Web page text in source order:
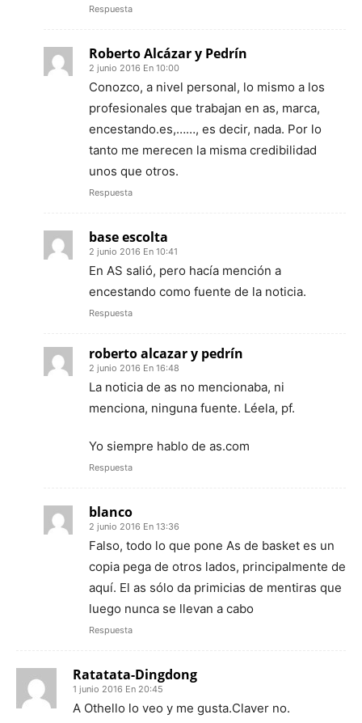
Respuesta
Roberto Alcázar y Pedrín
2 junio 2016 En 10:00
Conozco, a nivel personal, lo mismo a los
profesionales que trabajan en as, marca,
encestando.es,……, es decir, nada. Por lo
tanto me merecen la misma credibilidad
unos que otros.
Respuesta
base escolta
2 junio 2016 En 10:41
En AS salió, pero hacía mención a
encestando como fuente de la noticia.
Respuesta
roberto alcazar y pedrín
2 junio 2016 En 16:48
La noticia de as no mencionaba, ni
menciona, ninguna fuente. Léela, pf.
Yo siempre hablo de as.com
Respuesta
blanco
2 junio 2016 En 13:36
Falso, todo lo que pone As de basket es un
copia pega de otros lados, principalmente de
aquí. El as sólo da primicias de mentiras que
luego nunca se llevan a cabo
Respuesta
Ratatata-Dingdong
1 junio 2016 En 20:45
A Othello lo veo y me gusta.Claver no.